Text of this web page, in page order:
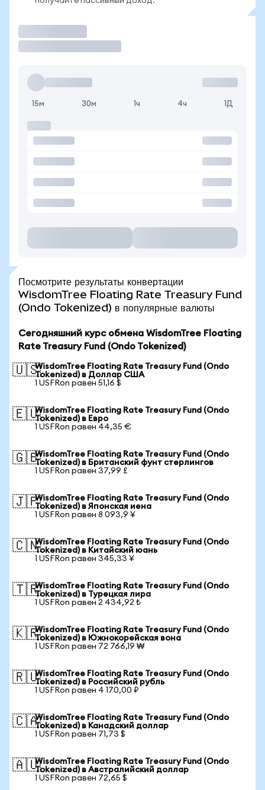
15м 30м 1ч 4ч 1Д
Посмотрите результаты конвертации
WisdomTree Floating Rate Treasury Fund
(Ondo Tokenized) в популярные валюты
Сегодняшний курс обмена WisdomTree Floating
Rate Treasury Fund (Ondo Tokenized)
🇺🇸WisdomTree Floating Rate Treasury Fund (Ondo
Tokenized) в Доллар США
1 USFRon равен 51,16 $
🇪🇺WisdomTree Floating Rate Treasury Fund (Ondo
Tokenized) в Евро
1 USFRon равен 44,35 €
🇬🇧WisdomTree Floating Rate Treasury Fund (Ondo
Tokenized) в Британский фунт стерлингов
1 USFRon равен 37,99 £
🇯🇵WisdomTree Floating Rate Treasury Fund (Ondo
Tokenized) в Японская иена
1 USFRon равен 8 093,9 ¥
🇨🇳WisdomTree Floating Rate Treasury Fund (Ondo
Tokenized) в Китайский юань
1 USFRon равен 345,33 ¥
🇹🇷WisdomTree Floating Rate Treasury Fund (Ondo
Tokenized) в Турецкая лира
1 USFRon равен 2 434,92 ₺
🇰🇷WisdomTree Floating Rate Treasury Fund (Ondo
Tokenized) в Южнокорейская вона
1 USFRon равен 72 766,19 ₩
🇷🇺WisdomTree Floating Rate Treasury Fund (Ondo
Tokenized) в Российский рубль
1 USFRon равен 4 170,00 ₽
🇨🇦WisdomTree Floating Rate Treasury Fund (Ondo
Tokenized) в Канадский доллар
1 USFRon равен 71,73 $
🇦🇺WisdomTree Floating Rate Treasury Fund (Ondo
Tokenized) в Австралийский доллар
1 USFRon равен 72,65 $